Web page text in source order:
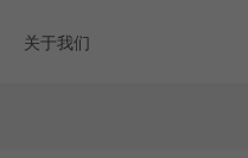
关于我们